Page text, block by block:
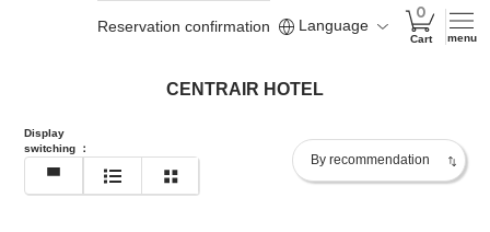
Reservation confirmation Language
Cart menu
CENTRAIR HOTEL
Display
switching ：